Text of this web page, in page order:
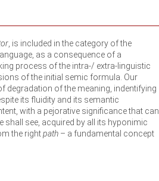
, is included in the category of the
as a consequence of a
process of the intra-/ extra-linguistic
of the initial semic formula. Our
of the meaning, indentifying
its fluidity and its semantic
with a pejorative significance that can
shall see, acquired by all its hyponimic
the rightpath – a fundamental concept